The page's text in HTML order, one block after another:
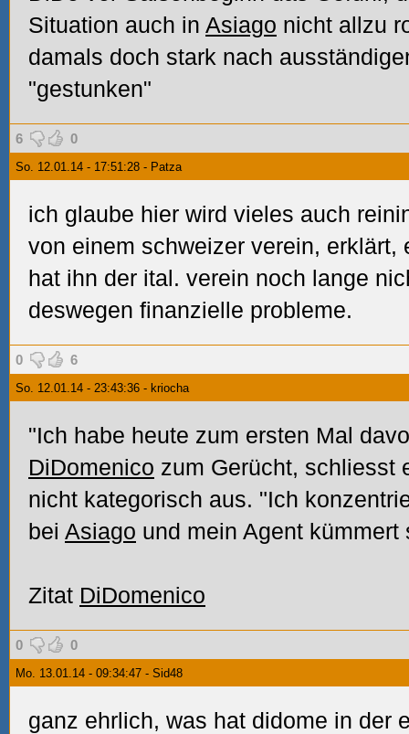
Situation auch in Asiago nicht allzu
damals doch stark nach
"gestunken"
6 0
So. 12.01.14 - 17:51:28 - Patza
ich glaube hier wird vieles auch
von einem schweizer verein, erklärt,
hat ihn der ital. verein noch lange
deswegen finanzielle probleme.
0 6
So. 12.01.14 - 23:43:36 - kriocha
"Ich habe heute zum ersten Mal
DiDomenico zum Gerücht, schliesst
nicht kategorisch aus. "Ich
bei Asiago und mein Agent
Zitat DiDomenico
0 0
Mo. 13.01.14 - 09:34:47 - Sid48
ganz ehrlich, was hat didome in der